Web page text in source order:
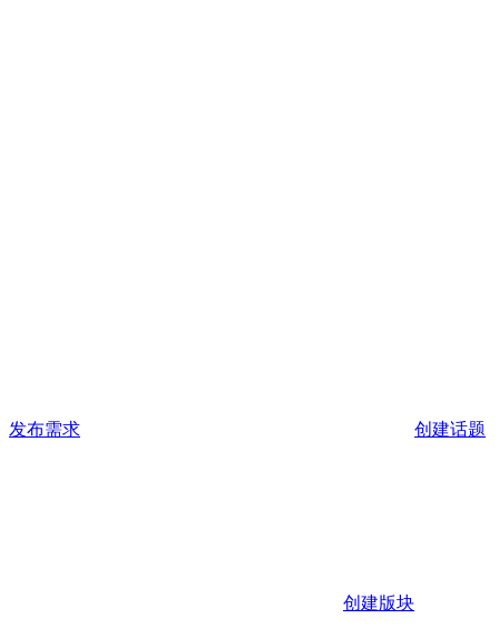
发布需求 创建话题
创建版块